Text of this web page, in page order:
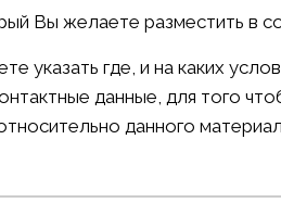
Вы желаете разместить в
указать где, и на каких
данные, для того
данного